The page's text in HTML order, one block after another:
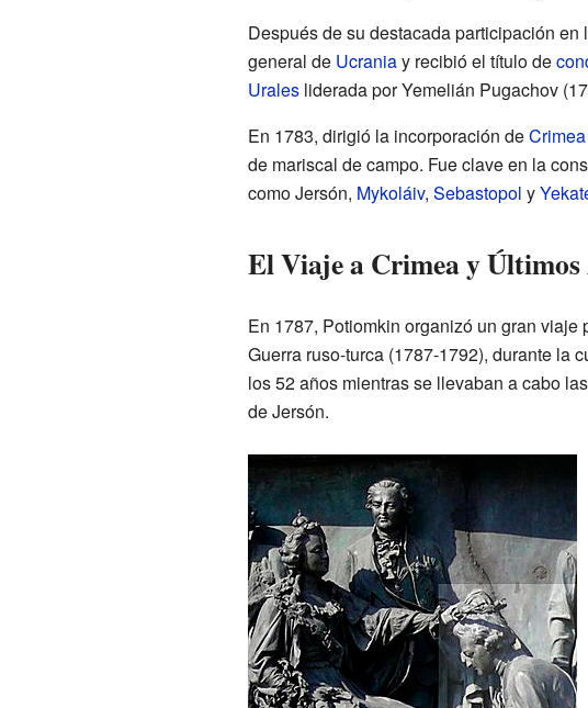
Después de su destacada participación
general de Ucraniay recibió el título de
Uralesliderada por Yemelián Pugachov
En 1783, dirigió la incorporación deCrimea
de mariscal de campo. Fue clave en la
como Jersón, Mykoláiv, Sebastopol y
El Viaje a Crimea y Últimos
En 1787, Potiomkin organizó un gran viaje
Guerra ruso-turca (1787-1792), durante la
los 52 años mientras se llevaban a cabo
de Jersón.